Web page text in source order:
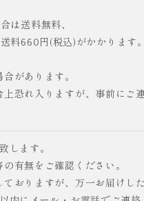
は送料無料、
料660円(税込)がかかります。
があります。
恐れ入りますが、事前にご
します。
有無をご確認ください。
おりますが、万一お届けし